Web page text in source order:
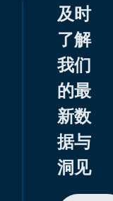
及时
了解
我们
的最
新数
据与
洞见